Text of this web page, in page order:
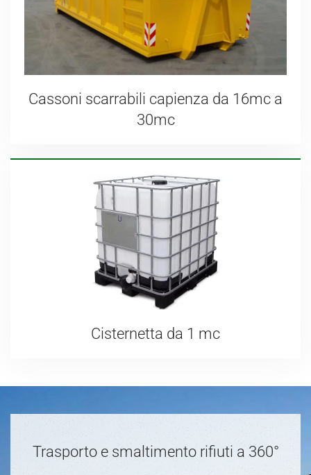
Cassoni scarrabili capienza da 16mc a
30mc
Cisternetta da 1 mc
Trasporto e smaltimento rifiuti a 360°